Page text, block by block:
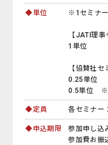
◆単位 ※1セミナー
【JATI理事
1単位
【協賛社セ
0.25単位
0.5単位 ※
◆定員 各セミナ
◆申込期限
参加申し
参加費お